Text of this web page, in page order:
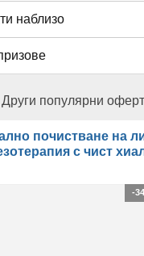
наблизо
Други популярни
почистване на
с чист
-